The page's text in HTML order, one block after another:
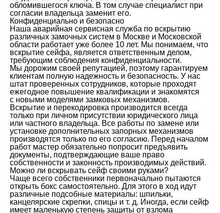
обломившегося ключа. В том случае специалист при
согласии владельца заменит его.
Конфиденциально и безопасно
Наша аварийная сервисная служба по вскрытию
различных замочных систем в Москве и Московской
области работает уже более 10 лет. Мы понимаем, что
вскрытие сейфа, является ответственным делом,
требующим соблюдения конфиденциальности.
Мы дорожим своей репутацией, поэтому гарантируем
клиентам полную надежность и безопасность. У нас
штат проверенных сотрудников, которые проходят
ежегодное повышение квалификации и знакомятся
с новыми моделями замковых механизмов.
Вскрытие и перекодировка производится всегда
только при личном присутствии юридического лица
или частного владельца. Все работы по замене или
установке дополнительных запорных механизмов
производятся только по его согласию. Перед началом
работ мастер обязательно попросит предъявить
документы, подтверждающие ваше право
собственности и законность производимых действий.
Можно ли вскрывать сейф своими руками?
Чаще всего собственники первоначально пытаются
открыть бокс самостоятельно. Для этого в ход идут
различные подсобные материалы: шпильки,
канцелярские скрепки, спицы и т. д. Иногда, если сейф
имеет маленькую степень защиты от взлома